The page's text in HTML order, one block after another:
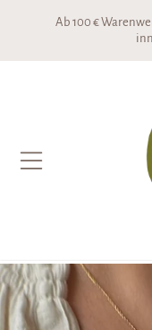
DIREKT ZUM
Ab 100 €
DIREKT ZU